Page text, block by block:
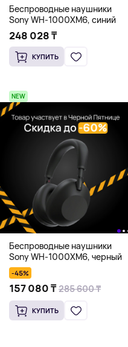
Беспроводные наушники
Sony WH-1000XM6, синий
248 028 ₸
КУПИТЬ
NEW
Беспроводные наушники
Sony WH-1000XM6, черный
-45%
157 080 ₸ 285 600 ₸
КУПИТЬ